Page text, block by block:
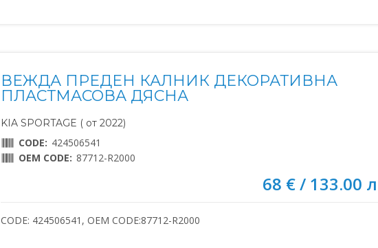
ВЕЖДА ПРЕДЕН КАЛНИК ДЕКОРАТИВНА
ПЛАСТМАСОВА ДЯСНА
KIA SPORTAGE ( от 2022)
CODE: 424506541
OEM CODE: 87712-R2000
68 € / 133.00
CODE: 424506541, OEM CODE:87712-R2000